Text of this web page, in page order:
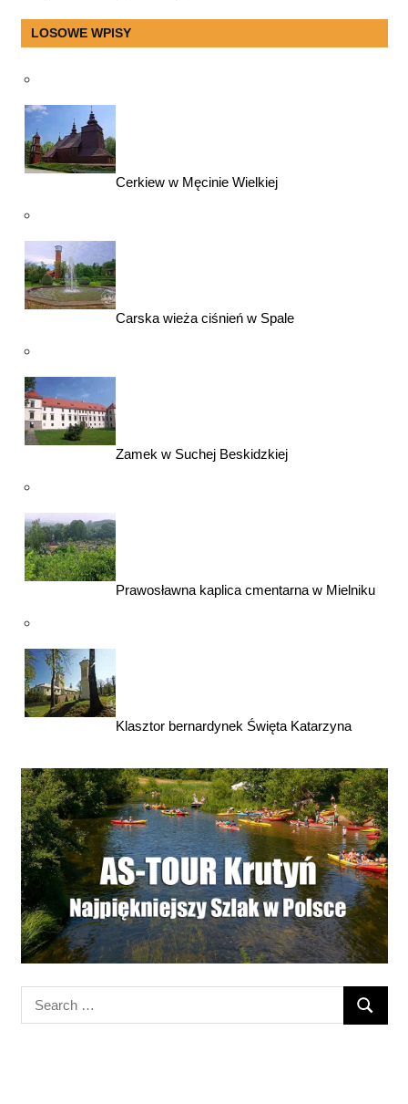
LOSOWE WPISY
Cerkiew w Męcinie Wielkiej
Carska wieża ciśnień w Spale
Zamek w Suchej Beskidzkiej
Prawosławna kaplica cmentarna w Mielniku
Klasztor bernardynek Święta Katarzyna
Search
for:
SEARCH